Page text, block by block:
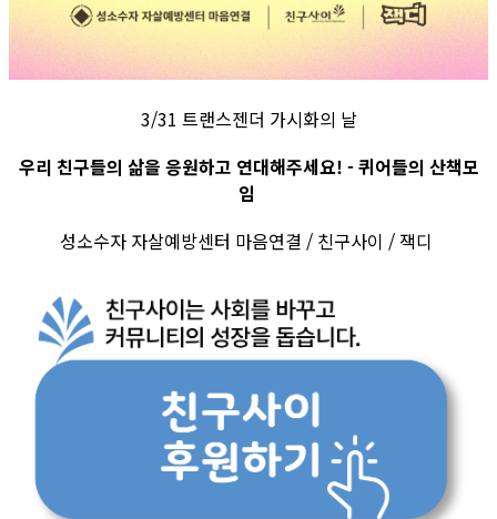
3/31 트랜스젠더 가시화의 날
우리 친구들의 삶을 응원하고 연대해주세요! - 퀴어들의 산책모
임
성소수자 자살예방센터 마음연결 / 친구사이 / 잭디